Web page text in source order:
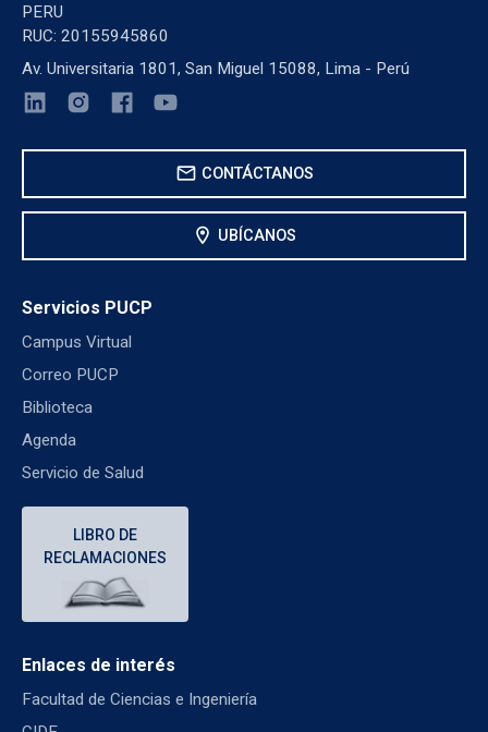
PERU
RUC: 20155945860
Av. Universitaria 1801, San Miguel 15088, Lima - Perú
mail CONTÁCTANOS
location_on UBÍCANOS
Servicios PUCP
Campus Virtual
Correo PUCP
Biblioteca
Agenda
Servicio de Salud
LIBRO DE
RECLAMACIONES
Enlaces de interés
Facultad de Ciencias e Ingeniería